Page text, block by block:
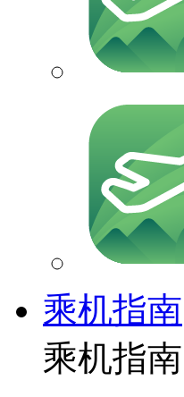
乘机指南
乘机指南